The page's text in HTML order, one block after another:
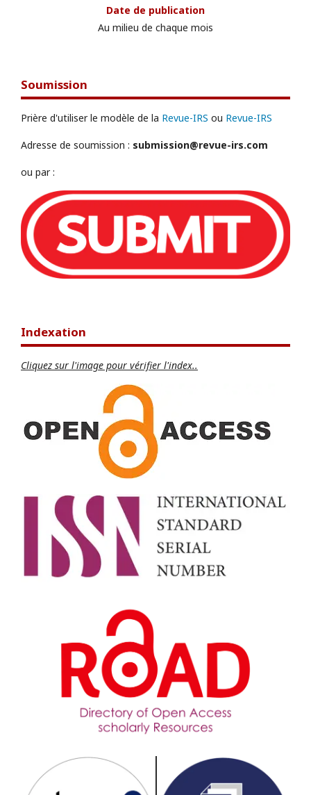
Date de publication
Au milieu de chaque mois
Soumission
Prière d'utiliser le modèle de la Revue-IRS ou Revue-IRS
Adresse de soumission : submission@revue-irs.com
ou par :
Indexation
Cliquez sur l'image pour vérifier l'index..